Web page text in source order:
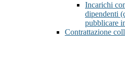
Incarichi
dipendenti
pubblicare
Contrattazione